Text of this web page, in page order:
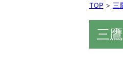
TOP
三
三